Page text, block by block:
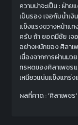
ความน่าจะเป็น : ฝ่า
เป็นรอง เจอกับน้ำเ
แข็งแรงขวางหน้าแ
ครับ ถ้า ยอดมีชัย เ
อย่างหนักของ ศิลาเ
เนื่องจากการผ่านมว
ทรหดของศิลาเพชรแ
เหนียวแน่นแข็งแกร่
ผลที่คาด : ’ศิลาเพชร